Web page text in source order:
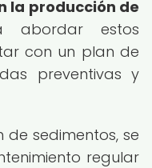
la producción de
abordar estos
con un plan de
preventivas y
sedimentos, se
regular